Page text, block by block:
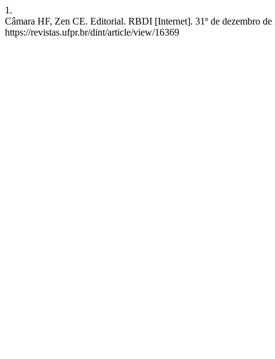
1.
Câmara HF, Zen CE. Editorial. RBDI [Internet]. 31º de dezembro
https://revistas.ufpr.br/dint/article/view/16369